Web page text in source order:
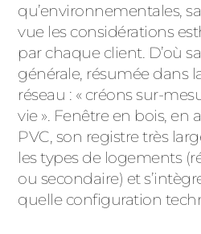
qu’environnementales,
vue les considérations
par chaque client. D’où
générale, résumée dans
réseau : « créons sur-
vie ». Fenêtre en bois,
PVC, son registre très
les types de logements
ou secondaire) et
quelle configuration